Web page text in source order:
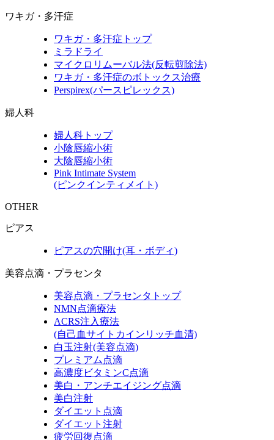
ワキガ・多汗症
ワキガ・多汗症トップ
ミラドライ
マイクロリムーバル法(反転剪除法)
ワキガ・多汗症のボトックス治療
Perspirex(パースピレックス)
婦人科
婦人科トップ
小陰唇縮小術
大陰唇縮小術
Pink Intimate System
(ピンクインティメイト)
OTHER
ピアス
ピアスの穴開け(耳・ボディ)
美容点滴・プラセンタ
美容点滴・プラセンタトップ
NMN点滴療法
ACRS注入療法
(自己血サイトカインリッチ血清)
白玉注射(美容点滴)
プレミアム点滴
高濃度ビタミンC点滴
美白・アンチエイジング点滴
美白注射
ダイエット点滴
ダイエット注射
疲労回復点滴